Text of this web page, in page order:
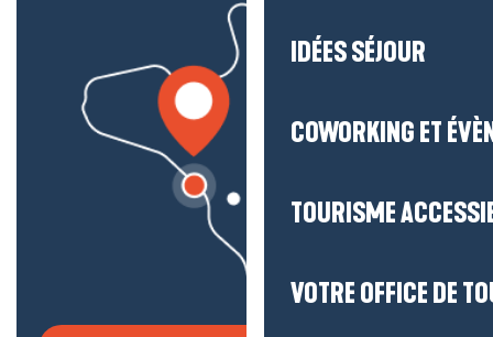
IDÉES SÉJOUR
COWORKING ET
TOURISME
VOTRE OFFICE DE